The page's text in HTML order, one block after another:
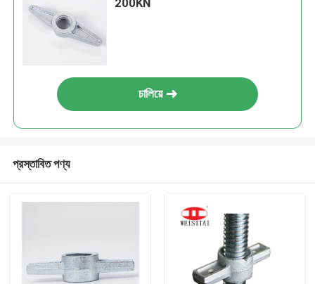
200KN
চালিয়ে
প্রস্তাবিত পণ্য